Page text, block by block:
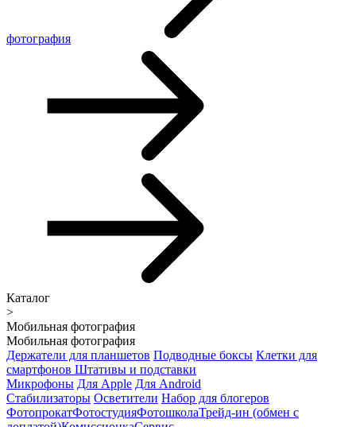
фотография
Каталог
>
Мобильная фотография
Мобильная фотография
Держатели для планшетов Подводные боксы Клетки для
смартфонов Штативы и подставки
Микрофоны Для Apple Для Android
Стабилизаторы Осветители Набор для блогеров
ФотопрокатФотостудияФотошколаТрейд-ин (обмен с